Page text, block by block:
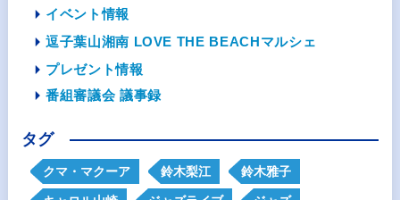
イベント情報
逗子葉山湘南 LOVE THE BEACHマルシェ
プレゼント情報
番組審議会 議事録
タグ
クマ・マクーア 鈴木梨江 鈴木雅子